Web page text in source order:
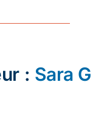
: Sara G